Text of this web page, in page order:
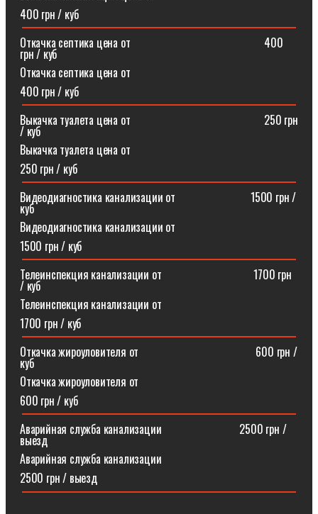
400 грн / куб
Откачка септика цена от⠀⠀⠀⠀⠀⠀⠀⠀⠀⠀⠀⠀⠀⠀⠀⠀400
грн / куб
Откачка септика цена от
400 грн / куб
Выкачка туалета цена от⠀⠀⠀⠀⠀⠀⠀⠀⠀⠀⠀⠀⠀⠀⠀⠀250 грн
/ куб
Выкачка туалета цена от
250 грн / куб
Видеодиагностика канализации от⠀⠀⠀⠀⠀⠀⠀⠀⠀1500 грн /
куб
Видеодиагностика канализации от
1500 грн / куб
Телеинспекция канализации от⠀⠀⠀⠀⠀⠀⠀⠀⠀⠀⠀1700 грн
/ куб
Телеинспекция канализации от
1700 грн / куб
Откачка жироуловителя от⠀⠀⠀⠀⠀⠀⠀⠀⠀⠀⠀⠀⠀⠀600 грн /
куб
Откачка жироуловителя от
600 грн / куб
Аварийная служба канализации ⠀⠀⠀⠀⠀⠀⠀⠀⠀2500 грн /
выезд
Аварийная служба канализации
2500 грн / выезд